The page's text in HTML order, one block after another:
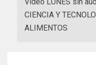
CIENCIA Y
ALIMENTOS